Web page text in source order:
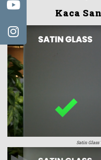
Kaca
Satin